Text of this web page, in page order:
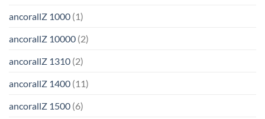
ancorallZ 1000 (1)
ancorallZ 10000 (2)
ancorallZ 1310 (2)
ancorallZ 1400 (11)
ancorallZ 1500 (6)